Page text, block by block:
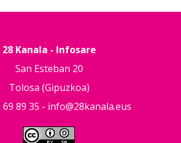
28 Kanala - Infosare
San Esteban 20
Tolosa (Gipuzkoa)
69 89 35 - info@28kanala.eus